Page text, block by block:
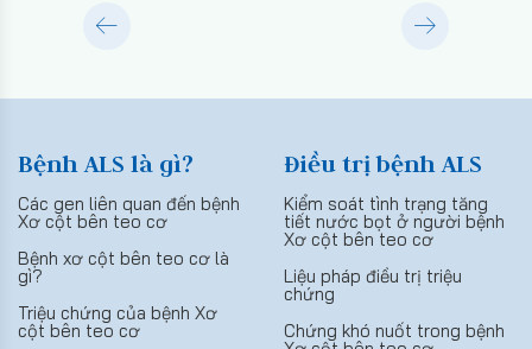
Bệnh ALS là gì?
Các gen liên quan đến bệnh
Xơ cột bên teo cơ
Bệnh xơ cột bên teo cơ là
gì?
Triệu chứng của bệnh Xơ
cột bên teo cơ
Điều trị bệnh ALS
Kiểm soát tình trạng tăng
tiết nước bọt ở người bệnh
Xơ cột bên teo cơ
Liệu pháp điều trị triệu
chứng
Chứng khó nuốt trong bệnh